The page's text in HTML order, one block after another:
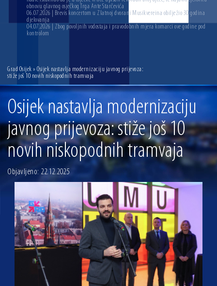
obnovu glavnog osječkog Trga Ante Starčevića
06.07.2026 | Brevis koncertom u Zlatnoj dvorani Musikvereina obilježio 30 godina
djelovanja
04.07.2026 | Zbog povoljnih vodostaja i pravodobnih mjera komarci ove godine pod
kontrolom
Grad Osijek » Osijek nastavlja modernizaciju javnog prijevoza:
stiže još 10 novih niskopodnih tramvaja
Osijek nastavlja modernizaciju
javnog prijevoza: stiže još 10
novih niskopodnih tramvaja
Objavljeno: 22.12.2025